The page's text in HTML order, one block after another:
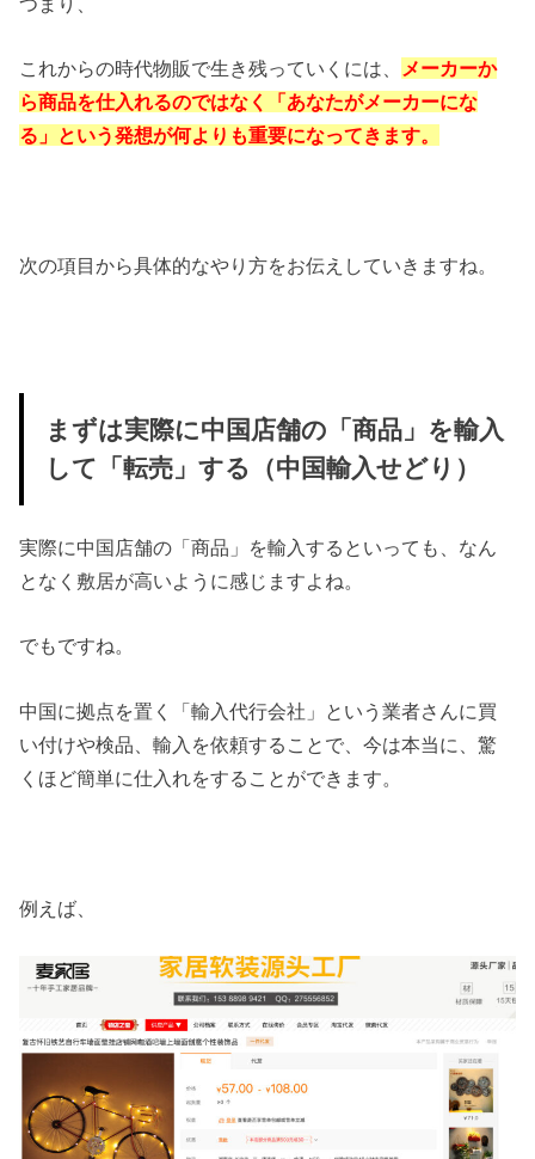
これからの時代物販で生き残っていくには、
メーカーか
ら商品を仕入れるのではなく「あなたがメーカーにな
る」という発想が何よりも重要になってきます。
次の項目から具体的なやり方をお伝えしていきますね。
まずは実際に中国店舗の「商品」を輸入
して「転売」する（中国輸入せどり）
実際に中国店舗の「商品」を輸入するといっても、なん
となく敷居が高いように感じますよね。
でもですね。
中国に拠点を置く「輸入代行会社」という業者さんに買
い付けや検品、輸入を依頼することで、今は本当に、驚
くほど簡単に仕入れをすることができます。
例えば、